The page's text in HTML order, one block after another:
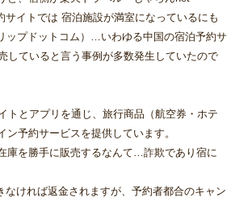
サイトでは 宿泊施設が満室になっているにも
ップドットコム）…いわゆる中国の宿泊予約サ
していると言う事例が多数発生していたので
トとアプリを通じ、旅行商品（航空券・ホテ
ン予約サービスを提供しています。
庫を勝手に販売するなんて…詐欺であり宿に
ければ返金されますが、予約者都合のキャン